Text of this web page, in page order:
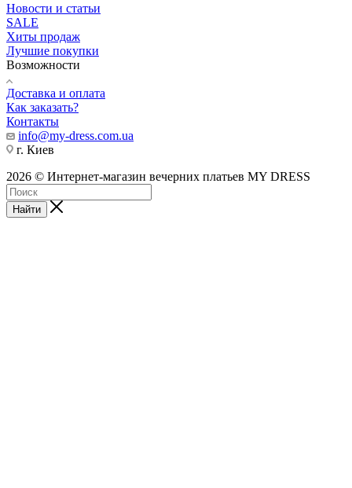
Новости и статьи
SALE
Хиты продаж
Лучшие покупки
Возможности
Доставка и оплата
Как заказать?
Контакты
info@my-dress.com.ua
г. Киев
2026 © Интернет-магазин вечерних платьев MY DRESS
Найти